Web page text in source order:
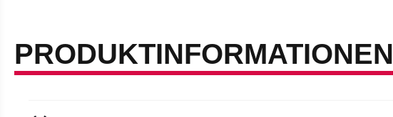
PRODUKTINFORMATIONEN